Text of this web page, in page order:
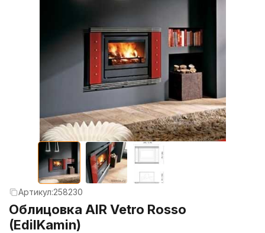
Артикул:258230
Облицовка AIR Vetro Rosso
(EdilKamin)